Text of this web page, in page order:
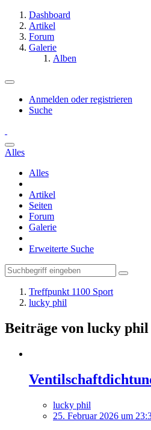
Dashboard
Artikel
Forum
Galerie
Alben
Anmelden oder registrieren
Suche
Alles
Alles
Artikel
Seiten
Forum
Galerie
Erweiterte Suche
Treffpunkt 1100 Sport
lucky phil
Beiträge von lucky phil
lucky phil
25. Februar 2026 um